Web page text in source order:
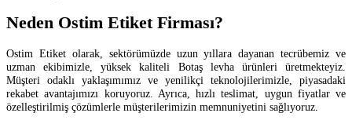
Neden Ostim Etiket Firması?
Ostim Etiket olarak, sektörümüzde uzun yıllara dayanan tecrübemiz ve
uzman ekibimizle, yüksek kaliteli Botaş levha ürünleri üretmekteyiz.
Müşteri odaklı yaklaşımımız ve yenilikçi teknolojilerimizle, piyasadaki
rekabet avantajımızı koruyoruz. Ayrıca, hızlı teslimat, uygun fiyatlar ve
özelleştirilmiş çözümlerle müşterilerimizin memnuniyetini sağlıyoruz.